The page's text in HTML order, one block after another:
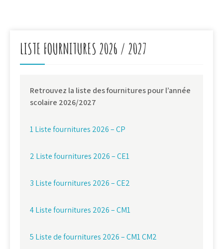
LISTE FOURNITURES 2026 / 2027
Retrouvez la liste des fournitures pour l’année
scolaire 2026/2027
1 Liste fournitures 2026 – CP
2 Liste fournitures 2026 – CE1
3 Liste fournitures 2026 – CE2
4 Liste fournitures 2026 – CM1
5 Liste de fournitures 2026 – CM1 CM2